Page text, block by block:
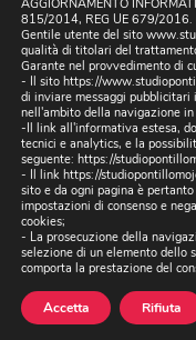
Il nostro studio,
contabile con cui
evoluzioni del
AGGIORNAMENTO
815/2014, REG UE 679/2016.
Gentile utente del sito
qualità di titolari del
Garante nel provvedimento di
- Il sito https://
di inviare messaggi
nell'ambito della navigazione in
-Il link all'informativa estesa,
tecnici e analytics, e la
seguente: https://
- Il link https://
sito e da ogni pagina è
impostazioni di consenso e
cookies;
- La prosecuzione della
selezione di un elemento dello
comporta la prestazione del
Accetta Rifiuta